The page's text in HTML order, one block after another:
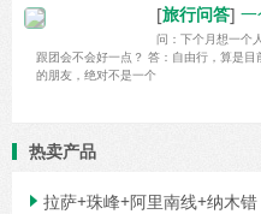
[旅行问答] 一
问：下个月想一个
跟团会不会好一点？ 答：自由行，算是
的朋友，绝对不是一个
热卖产品
 拉萨+珠峰+阿里南线+纳木